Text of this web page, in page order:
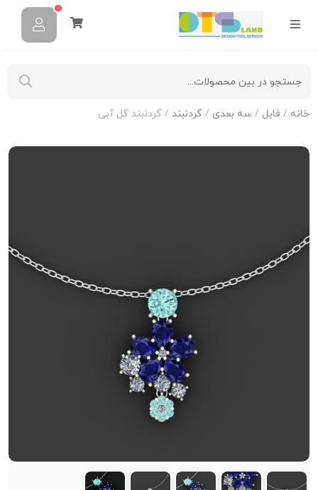
خانه / فایل / سه بعدی / گردنبند / گردنبند گل آبی